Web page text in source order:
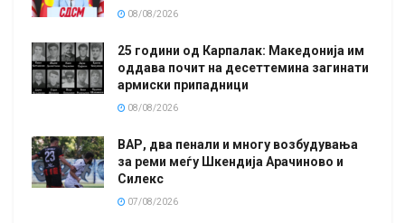
08/08/2026
25 години од Карпалак: Македонија им
оддава почит на десеттемина загинати
армиски припадници
08/08/2026
ВАР, два пенали и многу возбудувања
за реми меѓу Шкендија Арачиново и
Силекс
07/08/2026